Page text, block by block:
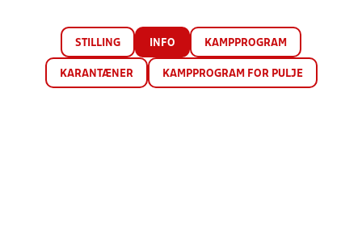
STILLING INFO KAMPPROGRAM
KARANTÆNER KAMPPROGRAM FOR PULJE